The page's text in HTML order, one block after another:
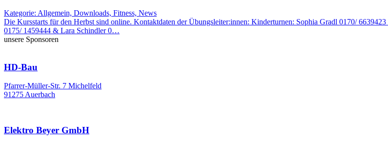
Kategorie: Allgemein, Downloads, Fitness, News
Die Kursstarts für den Herbst sind online. Kontaktdaten der Übungsleiter:innen: Kinderturnen: Sophia Gradl 0170/
0175/ 1459444 & Lara Schindler 0…
unsere Sponsoren
HD-Bau
Pfarrer-Müller-Str. 7 Michelfeld
91275 Auerbach
Elektro Beyer GmbH